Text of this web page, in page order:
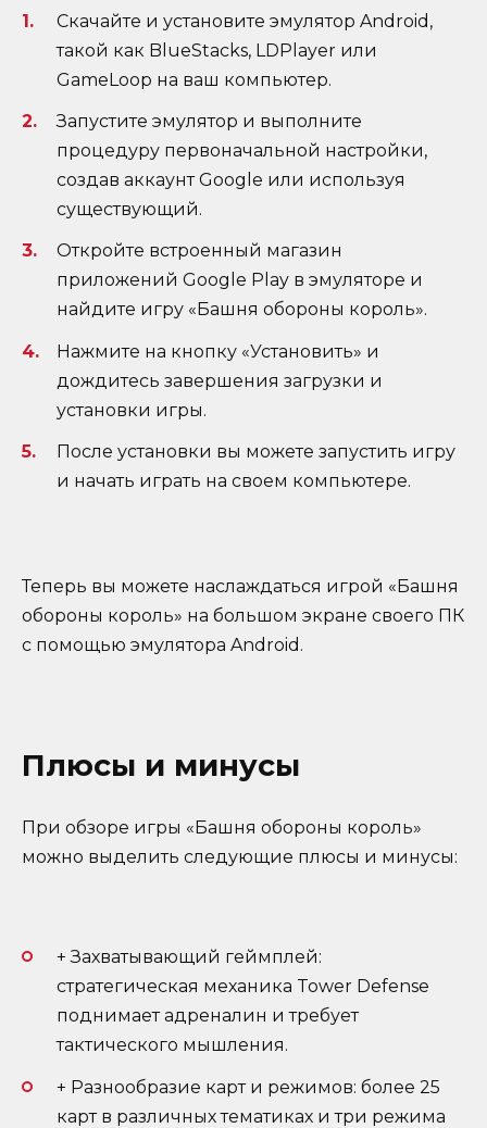
Скачайте и установите эмулятор Android,
такой как BlueStacks, LDPlayer или
GameLoop на ваш компьютер.
Запустите эмулятор и выполните
процедуру первоначальной настройки,
создав аккаунт Google или используя
существующий.
Откройте встроенный магазин
приложений Google Play в эмуляторе и
найдите игру «Башня обороны король».
Нажмите на кнопку «Установить» и
дождитесь завершения загрузки и
установки игры.
После установки вы можете запустить игру
и начать играть на своем компьютере.
Теперь вы можете наслаждаться игрой «Башня
обороны король» на большом экране своего ПК
с помощью эмулятора Android.
Плюсы и минусы
При обзоре игры «Башня обороны король»
можно выделить следующие плюсы и минусы:
+ Захватывающий геймплей:
стратегическая механика Tower Defense
поднимает адреналин и требует
тактического мышления.
+ Разнообразие карт и режимов: более 25
карт в различных тематиках и три режима